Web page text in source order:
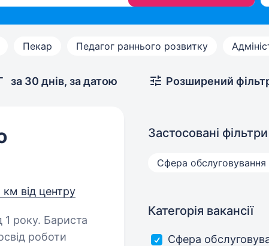
Пекар Педагог раннього розвитку
за 30 днів, за датою
км від центру
Бариста
Розширений
Застосовані фільтри
Сфера обслуговування
Категорія вакансії
Сфера